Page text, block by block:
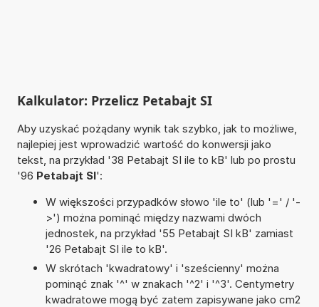
Kalkulator: Przelicz Petabajt SI
Aby uzyskać pożądany wynik tak szybko, jak to możliwe,
najlepiej jest wprowadzić wartość do konwersji jako
tekst, na przykład '38 Petabajt SI ile to kB' lub po prostu
'96 Petabajt SI':
W większości przypadków słowo 'ile to' (lub '=' / '-
>') można pominąć między nazwami dwóch
jednostek, na przykład '55 Petabajt SI kB' zamiast
'26 Petabajt SI ile to kB'.
W skrótach 'kwadratowy' i 'sześcienny' można
pominąć znak '^' w znakach '^2' i '^3'. Centymetry
kwadratowe mogą być zatem zapisywane jako cm2